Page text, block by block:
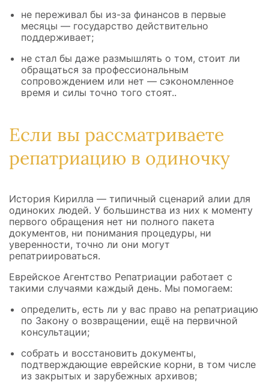
не переживал бы из-за финансов в первые
месяцы — государство действительно
поддерживает;
не стал бы даже размышлять о том, стоит ли
обращаться за профессиональным
сопровождением или нет — сэкономленное
время и силы точно того стоят..
Если вы рассматриваете
репатриацию в одиночку
История Кирилла — типичный сценарий алии для
одиноких людей. У большинства из них к моменту
первого обращения нет ни полного пакета
документов, ни понимания процедуры, ни
уверенности, точно ли они могут
репатриироваться.
Еврейское Агентство Репатриации работает с
такими случаями каждый день. Мы помогаем:
определить, есть ли у вас право на репатриацию
по Закону о возвращении, ещё на первичной
консультации;
собрать и восстановить документы,
подтверждающие еврейские корни, в том числе
из закрытых и зарубежных архивов;